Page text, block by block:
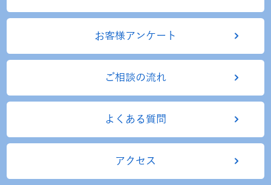
お客様アンケート
ご相談の流れ
よくある質問
アクセス